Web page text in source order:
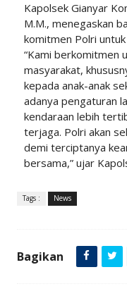
Kapolsek Gianyar
M.M., menegaskan
komitmen Polri
“Kami berkomitmen
masyarakat,
kepada anak-anak
adanya pengaturan
kendaraan lebih
terjaga. Polri akan
demi terciptanya
bersama,” ujar
Tags : News
Bagikan